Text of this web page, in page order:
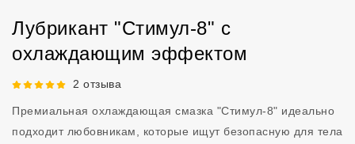
Лубрикант "Стимул-8" с
охлаждающим эффектом
Рейтинг 5 из 5.2 отзыва
Премиальная охлаждающая смазка "Стимул-8" идеально
подходит любовникам, которые ищут безопасную для тела